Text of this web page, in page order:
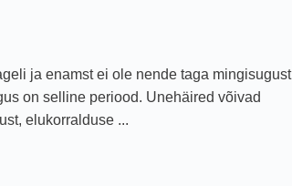
ja enamst ei ole nende taga mingisugust
on selline periood. Unehäired võivad
elukorralduse ...